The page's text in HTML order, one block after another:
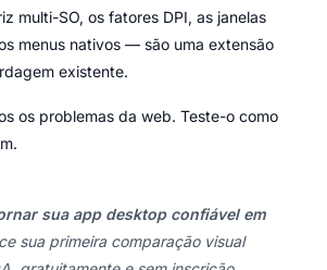
multi-SO, os fatores DPI, as janelas
menus nativos — são uma extensão
existente.
os problemas da web. Teste-o como
sua app desktop confiável em
sua primeira comparação visual